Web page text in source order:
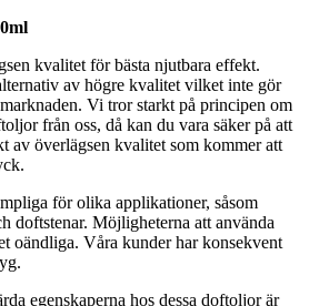
kvalitet för bästa njutbara effekt.
av högre kvalitet vilket inte gör
Vi tror starkt på principen om
från oss, då kan du vara säker på att
av överlägsen kvalitet som kommer att
för olika applikationer, såsom
doftstenar. Möjligheterna att använda
oändliga. Våra kunder har konsekvent
egenskaperna hos dessa doftoljor är